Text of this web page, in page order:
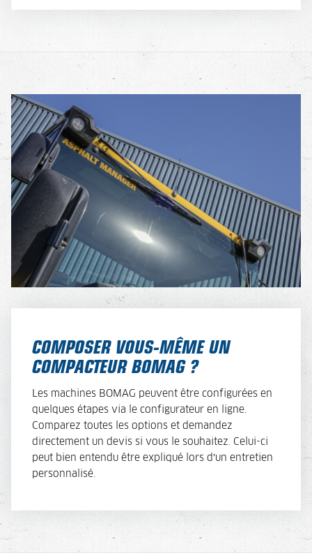
COMPOSER VOUS-MÊME UN
COMPACTEUR BOMAG ?
Les machines BOMAG peuvent être configurées en
quelques étapes via le configurateur en ligne.
Comparez toutes les options et demandez
directement un devis si vous le souhaitez. Celui-ci
peut bien entendu être expliqué lors d’un entretien
personnalisé.